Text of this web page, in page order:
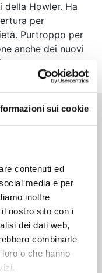
sui cookie
contenuti ed
media e per
inoltre
nostro sito con i
dei dati web,
combinarle
o che hanno
della Howler. Ha
per
Purtroppo per
anche dei nuovi